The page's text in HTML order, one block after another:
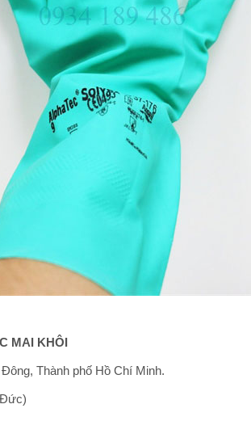
MAI KHÔI
Thành phố Hồ Chí Minh.
Đức)